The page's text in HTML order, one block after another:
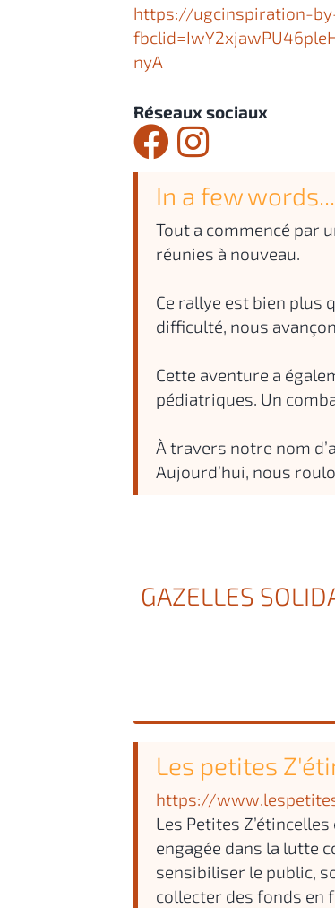
https://ugcinspiration-
nyA
Réseaux sociaux
In a few words...
Tout a commencé par
réunies à nouveau.
Ce rallye est bien plus
difficulté, nous
Cette aventure a
pédiatriques. Un
À travers notre nom
Aujourd’hui, nous
GAZELLES
Les petites
https://
Les Petites
engagée dans la lutte
sensibiliser le public,
collecter des fonds en